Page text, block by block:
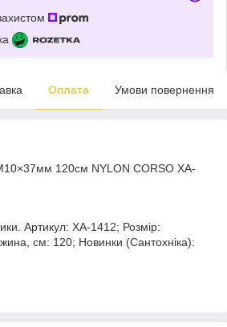
Оплата Умови повернення
120см NYLON CORSO XA-
Артикул: XA-1412; Розмір:
см: 120; Новинки (Сантохніка):